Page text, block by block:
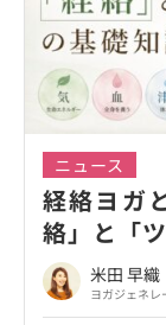
ニュース
経絡ヨガ
絡」と「
米田 早織
ヨガジェネ